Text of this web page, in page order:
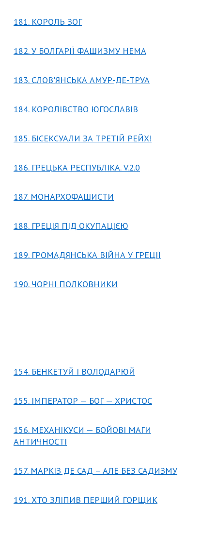
181. КОРОЛЬ ЗОГ
182. У БОЛГАРІЇ ФАШИЗМУ НЕМА
183. СЛОВ'ЯНСЬКА АМУР-ДЕ-ТРУА
184. КОРОЛІВСТВО ЮГОСЛАВІВ
185. БІСЕКСУАЛИ ЗА ТРЕТІЙ РЕЙХ!
186. ГРЕЦЬКА РЕСПУБЛІКА. V.2.0
187. МОНАРХОФАШИСТИ
188. ГРЕЦІЯ ПІД ОКУПАЦІЄЮ
189. ГРОМАДЯНСЬКА ВІЙНА У ГРЕЦІЇ
190. ЧОРНІ ПОЛКОВНИКИ
154. БЕНКЕТУЙ І ВОЛОДАРЮЙ
155. ІМПЕРАТОР — БОГ — ХРИСТОС
156. МЕХАНІКУСИ — БОЙОВІ МАГИ
АНТИЧНОСТІ
157. МАРКІЗ ДЕ САД – АЛЕ БЕЗ САДИЗМУ
191. ХТО ЗЛІПИВ ПЕРШИЙ ГОРЩИК